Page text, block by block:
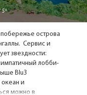
5*
острова
Сервис и
звездности:
лобби-
Blu3
и
можно в